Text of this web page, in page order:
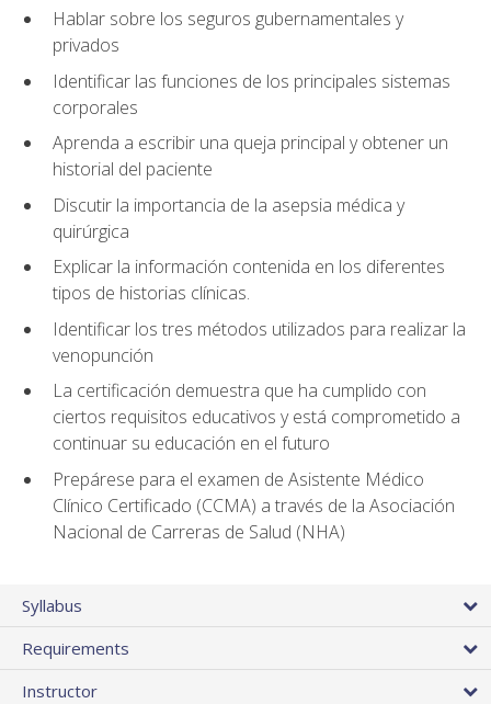
Hablar sobre los seguros gubernamentales y
privados
Identificar las funciones de los principales sistemas
corporales
Aprenda a escribir una queja principal y obtener un
historial del paciente
Discutir la importancia de la asepsia médica y
quirúrgica
Explicar la información contenida en los diferentes
tipos de historias clínicas.
Identificar los tres métodos utilizados para realizar la
venopunción
La certificación demuestra que ha cumplido con
ciertos requisitos educativos y está comprometido a
continuar su educación en el futuro
Prepárese para el examen de Asistente Médico
Clínico Certificado (CCMA) a través de la Asociación
Nacional de Carreras de Salud (NHA)
Syllabus
Requirements
Instructor